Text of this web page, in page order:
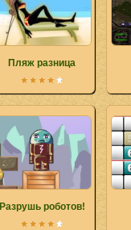
Пляж разница
Разрушь роботов!